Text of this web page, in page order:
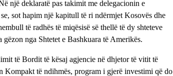
një deklaratë pas takimit me delegacionin e
sot hapim një kapitull të ri ndërmjet Kosovës dhe
të radhës të miqësisë së thellë të dy shteteve
nga Shtetet e Bashkuara të Amerikës.
të Bordit të kësaj agjencie në dhjetor të vitit të
të ndihmës, program i gjerë investimi që do